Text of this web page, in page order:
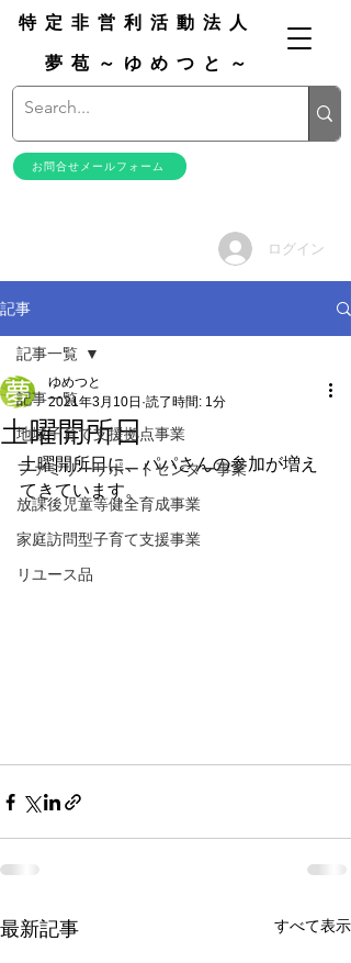
特定非営利活動法人
お問合せメールフォーム
夢苞～ゆめつと～
ログイン
記事
記事一覧
地域子育て支援拠点事業
ファミリーサポートセンター事業
放課後児童等健全育成事業
家庭訪問型子育て支援事業
リユース品
記事一覧
土曜開所日
ゆめつと
2021年3月10日 読了時間: 1分
土曜開所日に、パパさんの参加が増え
てきています。
最新記事 すべて表示